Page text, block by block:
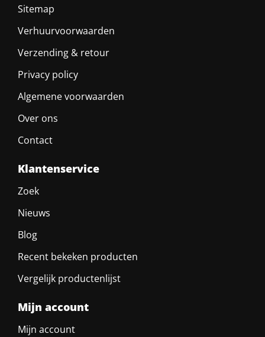
Sitemap
Verhuurvoorwaarden
Verzending & retour
Privacy policy
Algemene voorwaarden
Over ons
Contact
Klantenservice
Zoek
Nieuws
Blog
Recent bekeken producten
Vergelijk productenlijst
Mijn account
Mijn account